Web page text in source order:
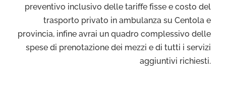
preventivo inclusivo delle tariffe fisse e costo del
trasporto privato in ambulanza su Centola e
provincia, infine avrai un quadro complessivo delle
spese di prenotazione dei mezzi e di tutti i servizi
aggiuntivi richiesti.